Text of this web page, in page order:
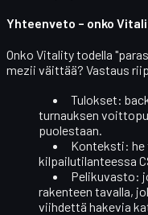
Yhteenveto – onko
Onko Vitality todella
mezii väittää? Vastaus
Tulokset:
turnauksen
puolestaan.
Konteksti:
kilpailutilanteessa
Pelikuvasto:
rakenteen tavalla,
viihdettä hakevia